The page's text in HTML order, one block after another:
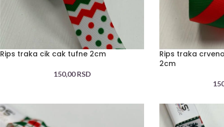
Rips traka cik cak tufne 2cm
150,00RSD
Rips traka
2cm